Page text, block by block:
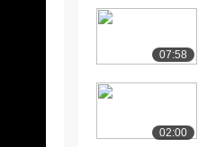
07:58
02:00